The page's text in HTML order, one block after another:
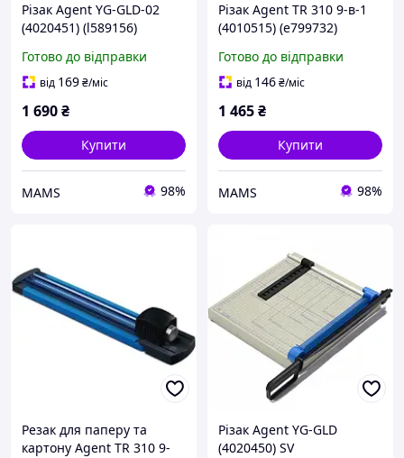
Різак Agent YG-GLD-02
(4020451) (l589156)
Готово до відправки
від 169₴/міс
1 690₴
Купити
MAMS 98%
Різак Agent TR 310 9-в-1
(4010515) (e799732)
Готово до відправки
від 146₴/міс
1 465₴
Купити
MAMS 98%
Резак для паперу та
картону Agent TR 310 9-
Різак Agent YG-GLD
(4020450) SV